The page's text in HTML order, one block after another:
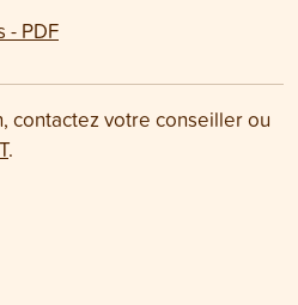
- PDF
contactez votre conseiller ou
.